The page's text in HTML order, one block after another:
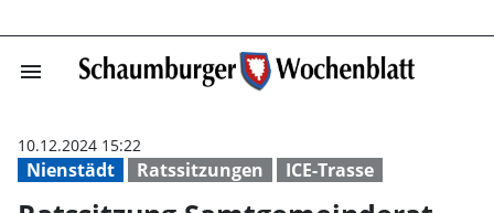
menu Ratssitzung
Nienstädt Ratssitzungen ICE-Trasse
10.12.2024 15:22